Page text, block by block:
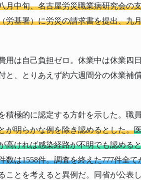
月中旬、名古屋労災職業病研究会の
労基署）に労災の請求書を提出、九
用は自己負担ゼロ。休業中は休業四
と、とりあえず約六週間分の休業補
積極的に認定する方針を示した。職
が明らかな例を除き認めるとした。
高ければ感染経路が不明でも認める
数は1558件。調査を終えた777件全
ことを考えると異例だ。同省が公表